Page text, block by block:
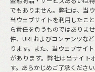
でもありません。弊社は、当
当ウェブサイトを利用したこ
ら責任を負うものではありま
件、URLおよびコンテンツな
ります。また、当ウェブサイ
があります。弊社は当サイト
す。あらかじめご了承ください